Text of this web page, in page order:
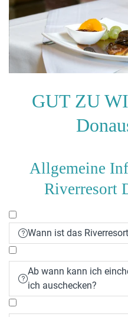
GUT ZU
Allgemeine
Riverresort
Wann ist das

Ab wann kann ich
ich auschecken?